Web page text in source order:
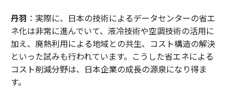
丹羽 ：実際に、日本の技術によるデータセンターの省エ
ネ化は非常に進んでいて、液冷技術や空調技術の活用に
加え、廃熱利用による地域との共生、コスト構造の解決
といった試みも行われています。こうした省エネによる
コスト削減分野は、日本企業の成長の源泉になり得ま
す。